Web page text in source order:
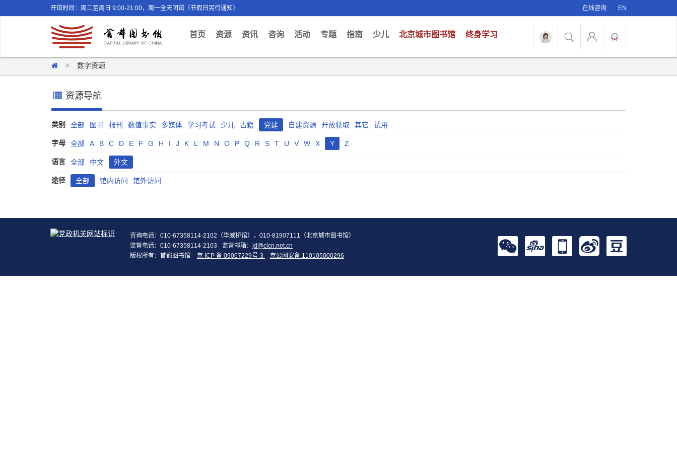
开馆时间：周二至周日 9:00-21:00，周一全天闭馆（节假日另行通知） 在线咨询 EN
首页(current)
资源 资讯 咨询 活动 专题 指南 少儿 北京城市图书馆 终身学习
数字资源
资源导航
类别 全部 图书 报刊 数值事实 多媒体 学习考试 少儿 古籍 党建 自建资源 开放获取 其它 试用
字母 全部 A B C D E F G H I J K L M N O P Q R S T U V W X Y Z
语言 全部 中文 外文
途径 全部 馆内访问 馆外访问
咨询电话：010-67358114-2102（华威桥馆），010-81907111（北京城市图书馆）
监督电话：010-67358114-2103
监督邮箱： jd@clcn.net.cn
版权所有：首都图书馆
京 ICP 备 09067229号-3 京公网安备 110105000296